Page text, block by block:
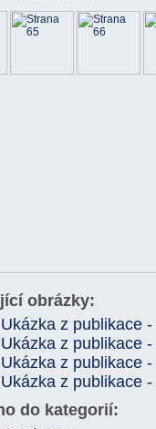
obrázky:
Ukázka z publikace
Ukázka z publikace
Ukázka z publikace
Ukázka z publikace
do kategorií: